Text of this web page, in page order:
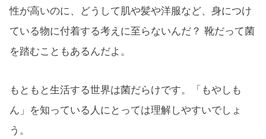
性が高いのに、どうして肌や髪や洋服など、身につけ
ている物に付着する考えに至らないんだ？ 靴だって菌
を踏むこともあるんだよ。
もともと生活する世界は菌だらけです。「もやしも
ん」を知っている人にとっては理解しやすいでしょ
う。